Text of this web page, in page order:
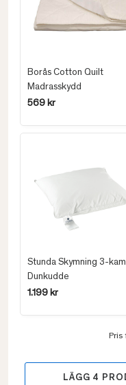
Borås Cotton Quilt
Madrasskydd
569 kr
Stunda Skymning 3-
Dunkudde
1.199 kr
Pris
LÄGG 4